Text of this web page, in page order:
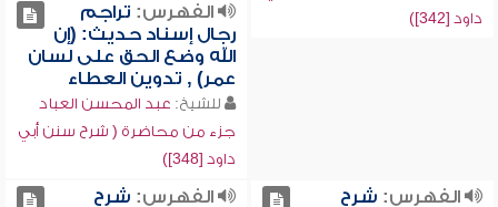
داود [342])
الفهرس: تراجم
رجال إسناد حديث: (إن
الله وضع الحق على لسان
عمر) , تدوين العطاء
للشيخ: عبد المحسن العباد
جزء من محاضرة ( شرح سنن أبي
داود [348])
الفهرس: شرح الفهرس: شرح